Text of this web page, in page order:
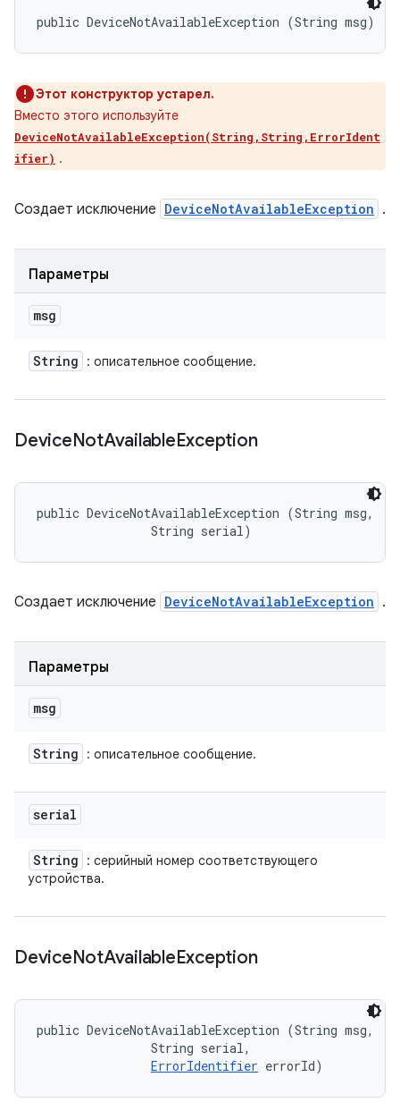
public DeviceNotAvailableException (String msg)
Этот конструктор устарел.
Вместо этого используйте
DeviceNotAvailableException(String,String,ErrorIdent
ifier) .
Создает исключение DeviceNotAvailableException .
Параметры
msg
String : описательное сообщение.
DeviceNotAvailableException
public DeviceNotAvailableException (String msg,
                String serial)
Создает исключение DeviceNotAvailableException .
Параметры
msg
String : описательное сообщение.
serial
String
: серийный номер соответствующего
устройства.
DeviceNotAvailableException
public DeviceNotAvailableException (String msg,
                String serial,
ErrorIdentifier errorId)